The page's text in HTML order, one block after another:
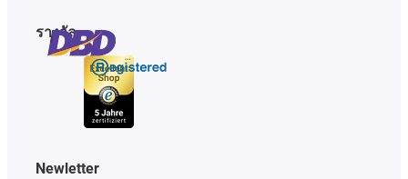
รางวัล
Newletter